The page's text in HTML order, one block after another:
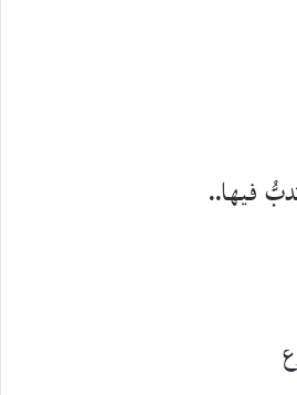
فيها..